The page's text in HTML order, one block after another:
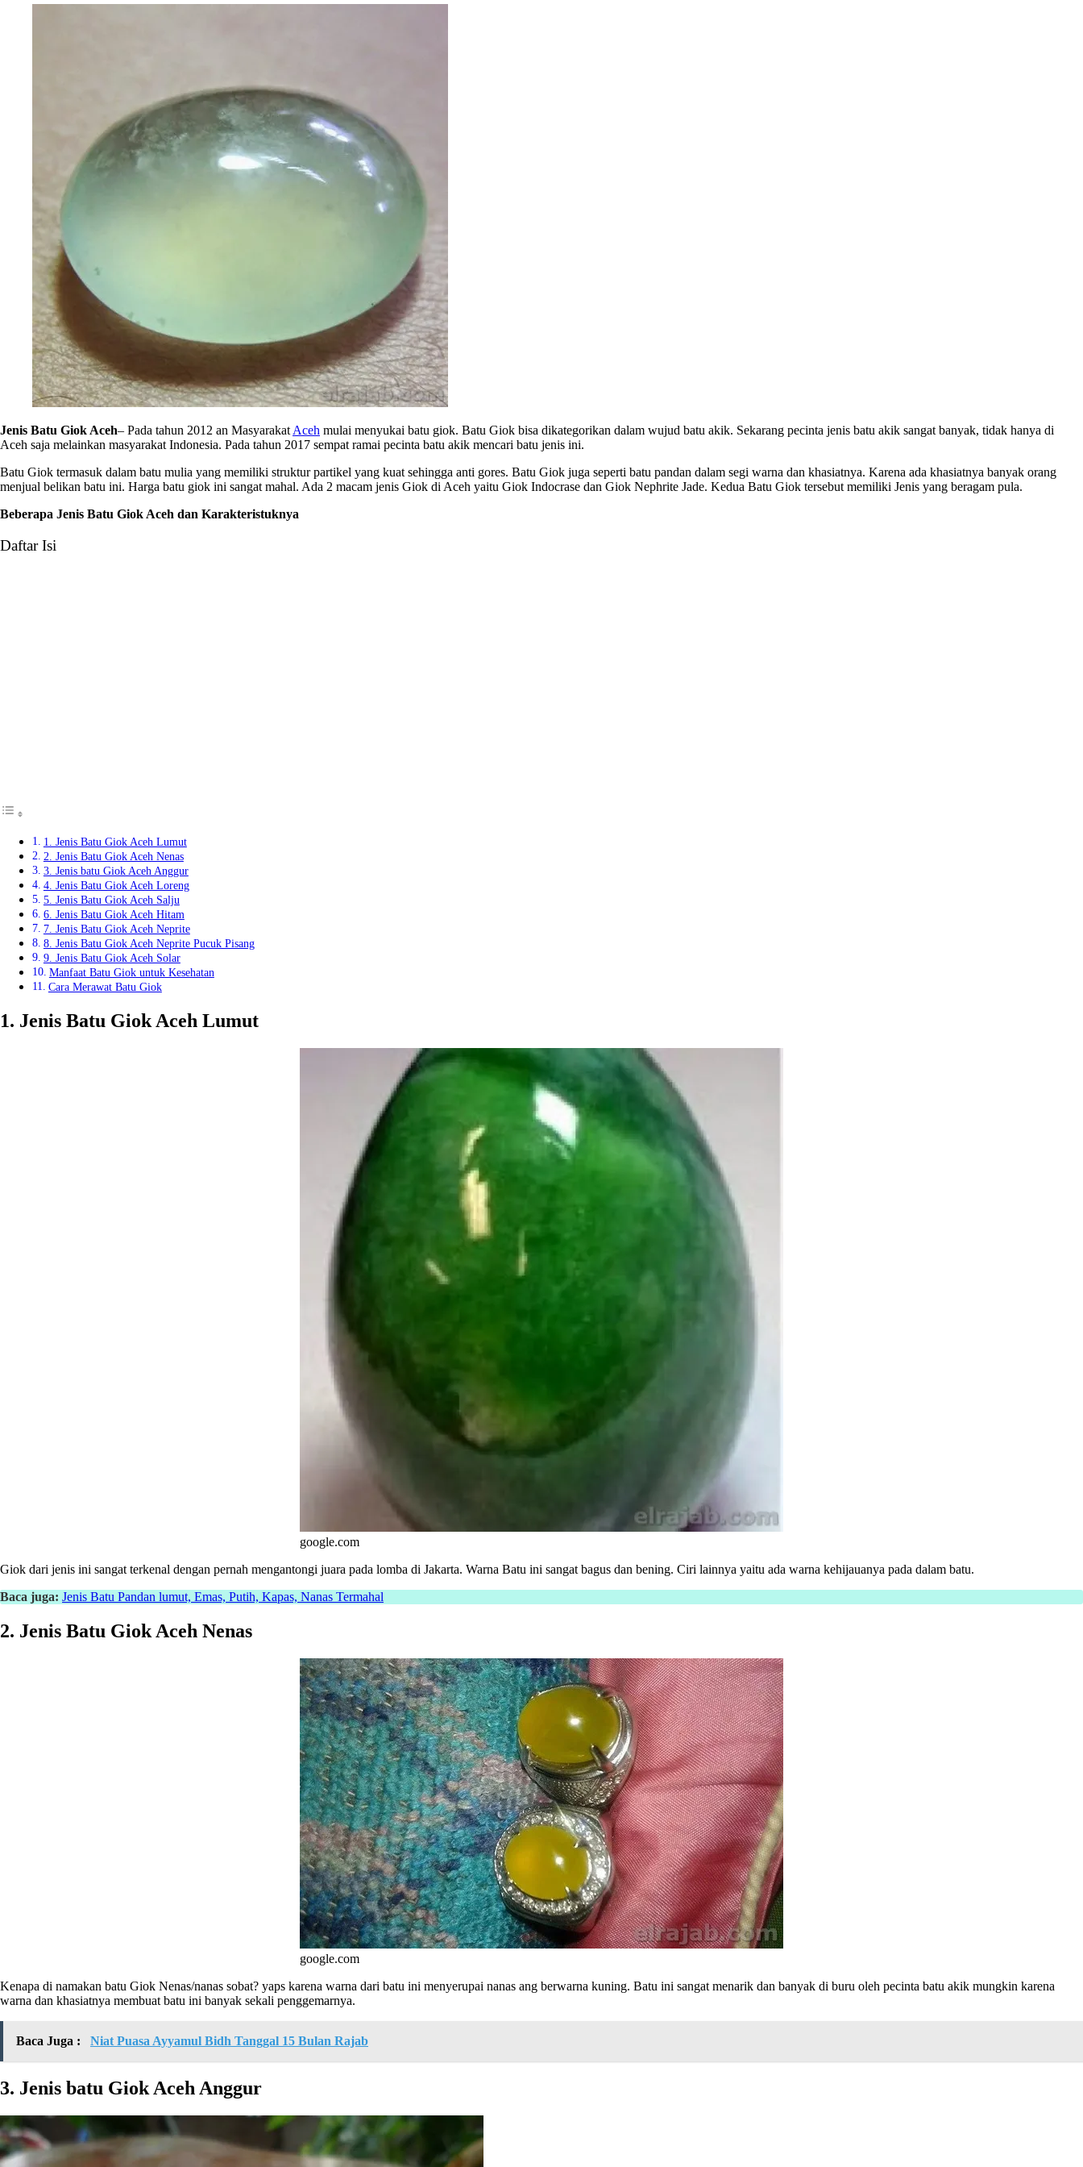
Jenis Batu Giok Aceh– Pada tahun 2012 an Masyarakat Aceh mulai menyukai batu giok. Batu Giok bisa dikategorikan dalam wujud batu akik. Sekarang pecinta jenis batu akik sangat banyak, tidak hanya di
Aceh saja melainkan masyarakat Indonesia. Pada tahun 2017 sempat ramai pecinta batu akik mencari batu jenis ini.
Batu Giok termasuk dalam batu mulia yang memiliki struktur partikel yang kuat sehingga anti gores. Batu Giok juga seperti batu pandan dalam segi warna dan khasiatnya. Karena ada khasiatnya banyak orang
menjual belikan batu ini. Harga batu giok ini sangat mahal. Ada 2 macam jenis Giok di Aceh yaitu Giok Indocrase dan Giok Nephrite Jade. Kedua Batu Giok tersebut memiliki Jenis yang beragam pula.
Beberapa Jenis Batu Giok Aceh dan Karakteristuknya
Daftar Isi
1. Jenis Batu Giok Aceh Lumut
2. Jenis Batu Giok Aceh Nenas
3. Jenis batu Giok Aceh Anggur
4. Jenis Batu Giok Aceh Loreng
5. Jenis Batu Giok Aceh Salju
6. Jenis Batu Giok Aceh Hitam
7. Jenis Batu Giok Aceh Neprite
8. Jenis Batu Giok Aceh Neprite Pucuk Pisang
9. Jenis Batu Giok Aceh Solar
Manfaat Batu Giok untuk Kesehatan
Cara Merawat Batu Giok
1. Jenis Batu Giok Aceh Lumut
google.com
Giok dari jenis ini sangat terkenal dengan pernah mengantongi juara pada lomba di Jakarta. Warna Batu ini sangat bagus dan bening. Ciri lainnya yaitu ada warna kehijauanya pada dalam batu.
Baca juga: Jenis Batu Pandan lumut, Emas, Putih, Kapas, Nanas Termahal
2. Jenis Batu Giok Aceh Nenas
google.com
Kenapa di namakan batu Giok Nenas/nanas sobat? yaps karena warna dari batu ini menyerupai nanas ang berwarna kuning. Batu ini sangat menarik dan banyak di buru oleh pecinta batu akik mungkin karena
warna dan khasiatnya membuat batu ini banyak sekali penggemarnya.
Baca Juga : Niat Puasa Ayyamul Bidh Tanggal 15 Bulan Rajab
3. Jenis batu Giok Aceh Anggur